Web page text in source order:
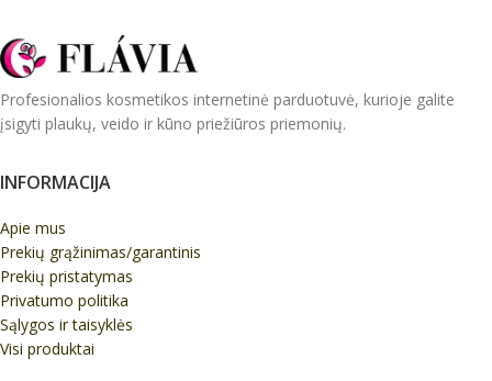
Profesionalios kosmetikos internetinė parduotuvė, kurioje galite
įsigyti plaukų, veido ir kūno priežiūros priemonių.
INFORMACIJA
Apie mus
Prekių grąžinimas/garantinis
Prekių pristatymas
Privatumo politika
Sąlygos ir taisyklės
Visi produktai